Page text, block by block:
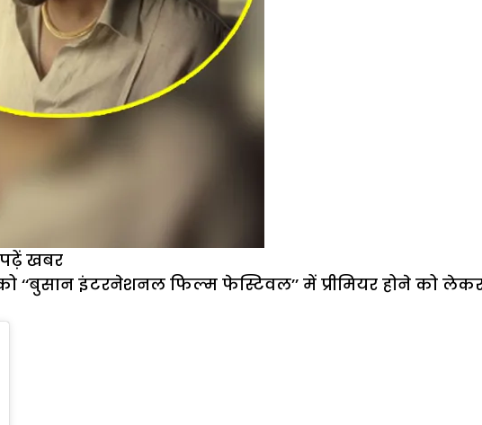
पढ़ें खबर
‘‘बुसान इंटरनेशनल फिल्म फेस्टिवल’’ में प्रीमियर होने को